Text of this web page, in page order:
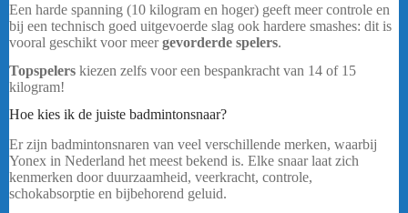
Een harde spanning (10 kilogram en hoger) geeft meer controle en
bij een technisch goed uitgevoerde slag ook hardere smashes: dit is
vooral geschikt voor meergevorderde spelers.
Topspelers kiezen zelfs voor een bespankracht van 14 of 15
kilogram!
Hoe kies ik de juiste badmintonsnaar?
Er zijn badmintonsnaren van veel verschillende merken, waarbij
Yonex in Nederland het meest bekend is. Elke snaar laat zich
kenmerken door duurzaamheid, veerkracht, controle,
schokabsorptie en bijbehorend geluid.